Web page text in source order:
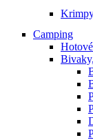
Camping